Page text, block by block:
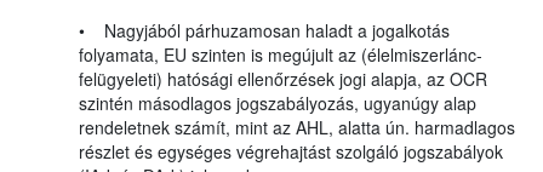
• Nagyjából párhuzamosan haladt a jogalkotás
folyamata, EU szinten is megújult az (élelmiszerlánc-
felügyeleti) hatósági ellenőrzések jogi alapja, az OCR
szintén másodlagos jogszabályozás, ugyanúgy alap
rendeletnek számít, mint az AHL, alatta ún. harmadlagos
részlet és egységes végrehajtást szolgáló jogszabályok